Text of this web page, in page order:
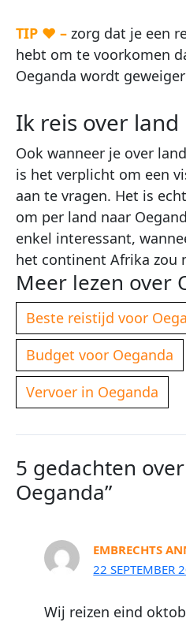
TIP ♥ – zorg dat je een
hebt om te voorkomen
Oeganda wordt
Ik reis over
Ook wanneer je over
is het verplicht om een
aan te vragen. Het is
om per land naar
enkel interessant,
het continent Afrika zou
Meer lezen over
Beste reistijd voor
Budget voor Oeganda
Vervoer in Oeganda
5 gedachten
Oeganda”
EMBRECHTS
22 SEPTEMBER
Wij reizen eind